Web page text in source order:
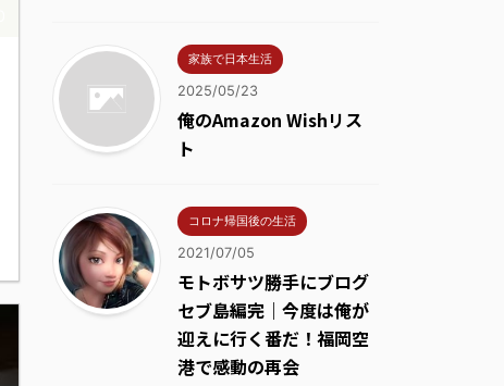
家族で日本生活
2025/05/23
俺のAmazon Wishリス
ト
コロナ帰国後の生活
2021/07/05
モトボサツ勝手にブログ
セブ島編完｜今度は俺が
迎えに行く番だ！福岡空
港で感動の再会